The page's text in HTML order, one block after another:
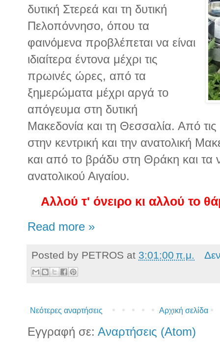
δυτική Στερεά και τη δυτική
Πελοπόννησο, όπου τα
φαινόμενα προβλέπεται να είναι
ιδιαίτερα έντονα μέχρι τις
πρωινές ώρες, από τα
ξημερώματα μέχρι αργά το
απόγευμα στη δυτική
Μακεδονία και τη Θεσσαλία. Από
στην κεντρική και την ανατολική
και από το βράδυ στη Θράκη και τα
ανατολικού Αιγαίου.
Αλλού τ' όνειρο κι αλλού το
Read more »
Posted by PETROS at 3:01:00 π.μ.
Νεότερες αναρτήσεις Αρχική σελίδα
Εγγραφή σε: Αναρτήσεις (Atom)